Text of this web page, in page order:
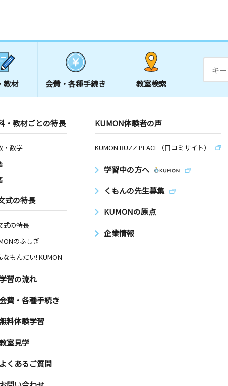
教材 会費・ 各種手続き 教室検索
・教材ごとの特長
・数学
式の特長
式の特長
のふしぎ
なもんだい! KUMON
習の流れ
費・各種手続き
料体験学習
室見学
よくあるご質問
KUMON体験者の声
KUMON BUZZ PLACE（口コミサイト）
学習中の方へ
くもんの先生募集
KUMONの原点
企業情報